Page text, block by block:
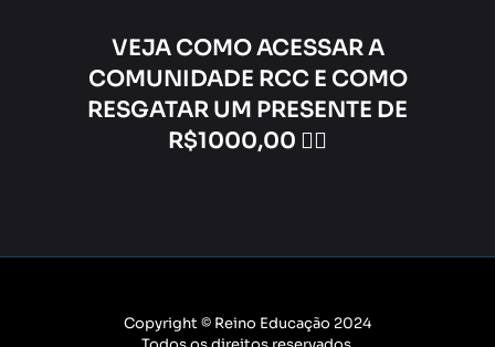
VEJA COMO ACESSAR A
COMUNIDADE RCC E COMO
RESGATAR UM PRESENTE DE
R$1000,00 👇🏼
Copyright © Reino Educação 2024